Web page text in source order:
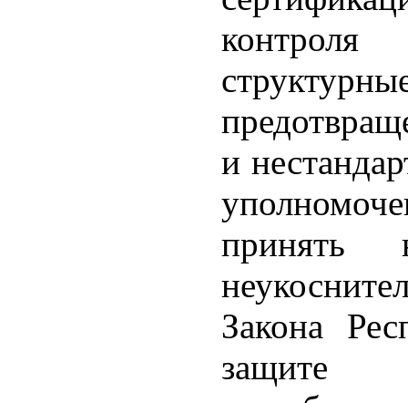
контроля
и
принять
Закона
защите